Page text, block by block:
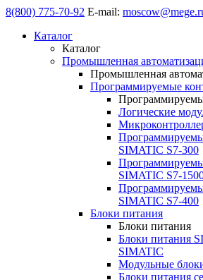
8(800) 775-70-92 E-mail:
Каталог
Каталог
Промышленная
Промышленная
Программируемые
Логические
SIMATIC S7-300
SIMATIC S7-
SIMATIC S7-400
Блоки питания
Блоки питания
Блоки питания
SIMATIC
Модульные
Блоки питания